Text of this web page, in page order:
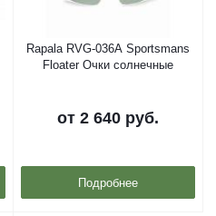
Rapala RVG-036A Sportsmans
Floater Очки солнечные
от 2 640 руб.
Подробнее